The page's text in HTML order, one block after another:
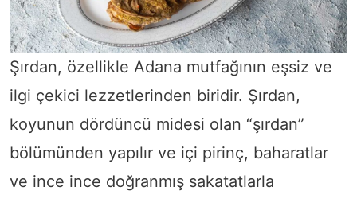
Şırdan, özellikle Adana mutfağının eşsiz ve
ilgi çekici lezzetlerinden biridir. Şırdan,
koyunun dördüncü midesi olan “şırdan”
bölümünden yapılır ve içi pirinç, baharatlar
ve ince ince doğranmış sakatatlarla